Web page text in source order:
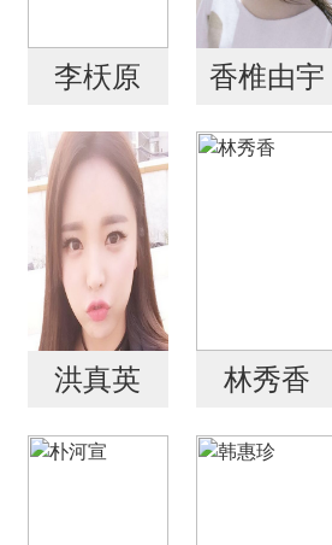
李枖原 香椎由宇
洪真英 林秀香